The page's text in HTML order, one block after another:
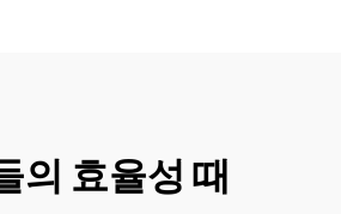
의 효율성 때